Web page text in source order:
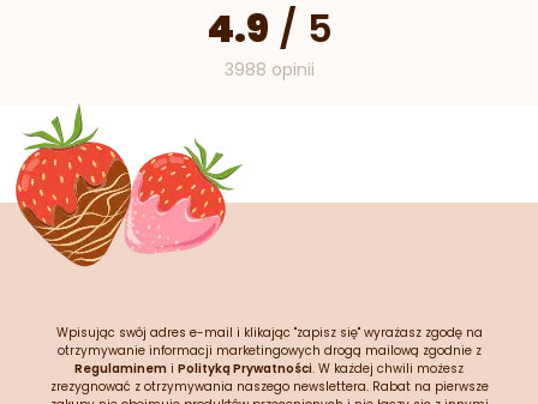
4.9 / 5
3988 opinii
Wpisując swój adres e-mail i klikając "zapisz się" wyrażasz zgodę na
otrzymywanie informacji marketingowych drogą mailową zgodnie z
Regulaminem i Polityką Prywatności. W każdej chwili możesz
zrezygnować z otrzymywania naszego newslettera. Rabat na pierwsze